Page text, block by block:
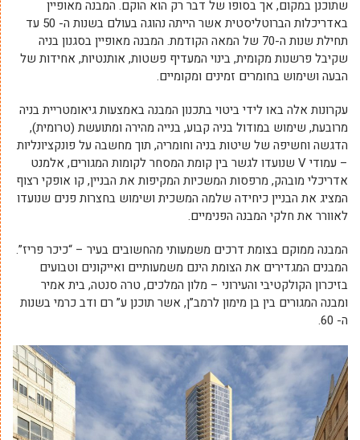
שתוכנן במקום, אך בסופו של דבר רק הוא הוקם. המבנה מאופיין
באדריכלות הברוטליסטית אשר הייתה נהוגה בעולם בשנות ה- 50 עד
תחילת שנות ה-70 של המאה הקודמת. המבנה מאופיין בסגנון בניה
שקיבל פרשנות מקומית, בינוי המעדיף פשטות, אותנטיות, אחידות של
הבעה ושימוש בחומרים זמינים ומקומיים.
עקרונות אלה באו לידי ביטוי בתכנון המבנה באמצעות גיאומטריית בניה
מרובעת, שימוש במודול בניה קבוע, בנייה מהירה ומתועשת (טרומית),
הדגשה וחשיפה של שיטות בניה וחומריה, תוך מחשבה על פונקציונליות
– עמודיV שנועדו לגשר בין קומת המסחר לקומות המגורים, אלמנט
אדריכלי מובהק, מרפסות המשכיות המקיפות את הבניין, קו אופקי רצוף
המציג את הבניין כיחידה שלמה המשכית ושימוש בחצרות פנים שנועדו
לאוורר את חלקי המבנה הפנימיים.
המבנה ממוקם בצומת דרכים משמעותי מהחשובים בעיר – “כיכר פריז”.
המבנים המגדירים את הצומת הינם משמעותיים ואייקונים וטבועים
בזיכרון הקולקטיבי והעירוני – מלון המלכים, טרה סנטה, בית אמיר
ומבנה המגורים בין בן מימון לרמב”ן, אשר תוכנן ע” רם ודב כרמי בשנות
ה- 60.